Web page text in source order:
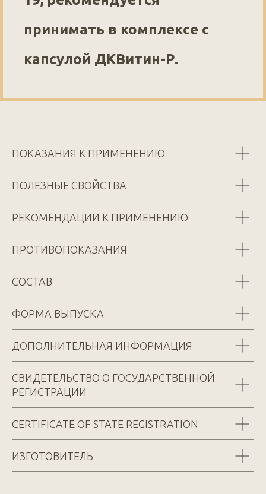
принимать в комплексе с
капсулой ДКВитин-Р.
ПОКАЗАНИЯ К ПРИМЕНЕНИЮ
ПОЛЕЗНЫЕ СВОЙСТВА
РЕКОМЕНДАЦИИ К ПРИМЕНЕНИЮ
ПРОТИВОПОКАЗАНИЯ
СОСТАВ
ФОРМА ВЫПУСКА
ДОПОЛНИТЕЛЬНАЯ ИНФОРМАЦИЯ
СВИДЕТЕЛЬСТВО О ГОСУДАРСТВЕННОЙ
РЕГИСТРАЦИИ
CERTIFICATE OF STATE REGISTRATION
ИЗГОТОВИТЕЛЬ